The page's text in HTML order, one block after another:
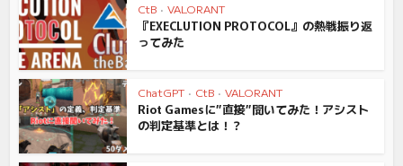
CtB • VALORANT
『EXECLUTION PROTOCOL』の熱戦振り返
ってみた
ChatGPT • CtB • VALORANT
Riot Gamesに”直接”聞いてみた！アシスト
の判定基準とは！？